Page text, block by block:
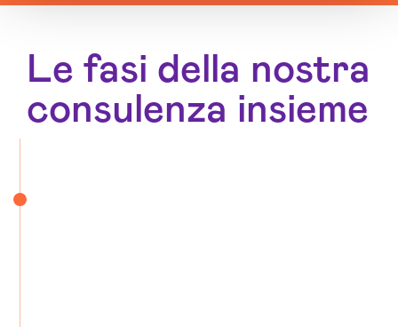
Le fasi della nostra
consulenza insieme